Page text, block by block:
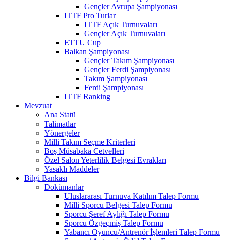
Gençler Avrupa Şampiyonası
ITTF Pro Turlar
ITTF Açık Turnuvaları
Gençler Açık Turnuvaları
ETTU Cup
Balkan Şampiyonası
Gençler Takım Şampiyonası
Gençler Ferdi Şampiyonası
Takım Şampiyonası
Ferdi Şampiyonası
ITTF Ranking
Mevzuat
Ana Statü
Talimatlar
Yönergeler
Milli Takım Seçme Kriterleri
Boş Müsabaka Cetvelleri
Özel Salon Yeterlilik Belgesi Evrakları
Yasaklı Maddeler
Bilgi Bankası
Dokümanlar
Uluslararası Turnuva Katılım Talep Formu
Milli Sporcu Belgesi Talep Formu
Sporcu Şeref Aylığı Talep Formu
Sporcu Özgeçmiş Talep Formu
Yabancı Oyuncu/Antrenör İşlemleri Talep Formu